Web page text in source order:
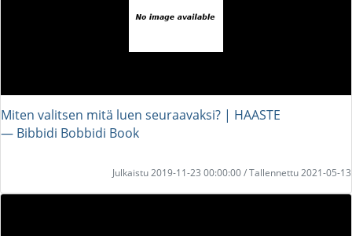
Miten valitsen mitä luen seuraavaksi? | HAASTE
― Bibbidi Bobbidi Book
Julkaistu 2019-11-23 00:00:00 / Tallennettu 2021-05-13